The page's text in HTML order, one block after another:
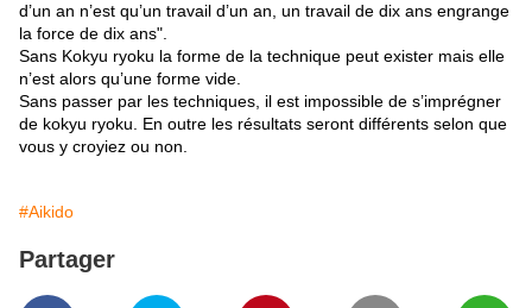
d’un an n’est qu’un travail d’un an, un travail de dix ans engrange
la force de dix ans".
Sans Kokyu ryoku la forme de la technique peut exister mais elle
n’est alors qu’une forme vide.
Sans passer par les techniques, il est impossible de s’imprégner
de kokyu ryoku. En outre les résultats seront différents selon que
vous y croyiez ou non.
#Aikido
Partager